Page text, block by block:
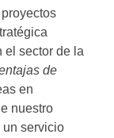
el sector de la
de
en
nuestro
un servicio